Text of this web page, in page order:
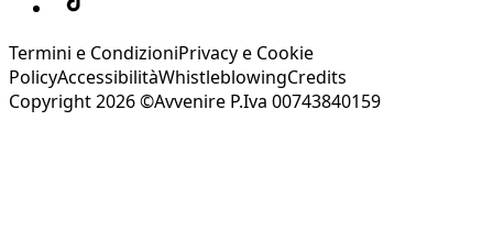
Termini e CondizioniPrivacy e Cookie
PolicyAccessibilitàWhistleblowingCredits
Copyright 2026 ©Avvenire P.Iva 00743840159